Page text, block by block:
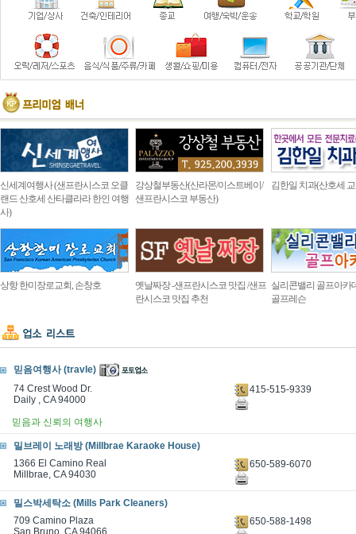
신세계여행사 (샌프란시스코 오클
랜드 산호세 산타클라라 한인 여행
사)
강상철부동산(산라몬/이스트베이/
샌프란시스코 부동산)
김한일 치과(산호세
상항 한미장로교회, 손창호
옛날짜장 -샌프란시스코 맛집 /샌프
란시스코 맛집 추천
실리콘밸리 골프아카
골프레슨
믿음여행사 (travle)
74 Crest Wood Dr.
Daily , CA 94000
415-515-9339
믿음과 신뢰의 여행사
밀브레이 노래방 (Millbrae Karaoke House)
1366 El Camino Real
Millbrae, CA 94030
650-589-6070
밀스박세탁소 (Mills Park Cleaners)
709 Camino Plaza
San Bruno, CA 94066
650-588-1498